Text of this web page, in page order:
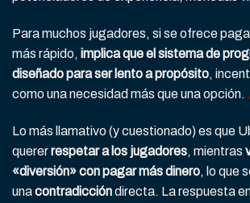
Para muchos jugadores, si se ofrece
más rápido, implica que el sistema de
diseñado para ser lento a propósito,
como una necesidad más que una opción.
Lo más llamativo (y cuestionado) es que
quererrespetar a los jugadores, mientras
«diversión» con pagar más dinero, lo que
unacontradiccióndirecta. La respuesta